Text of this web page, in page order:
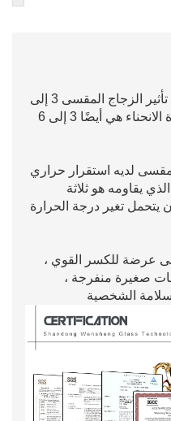
2 ، قوة عالية: لنفس سماكة قوة تأثير الزجاج المقسى 3 إلى
6 مرات من الزجاج العادي ، وقوة الانحناء هي أيضًا 3 إلى 6
لديه استقرار حراري
يقاومه هو ثلاثة
يتحمل تغير درجة الحرارة
عرضة للكسر القوي ،
صغيرة منفرجة ،
الشخصية